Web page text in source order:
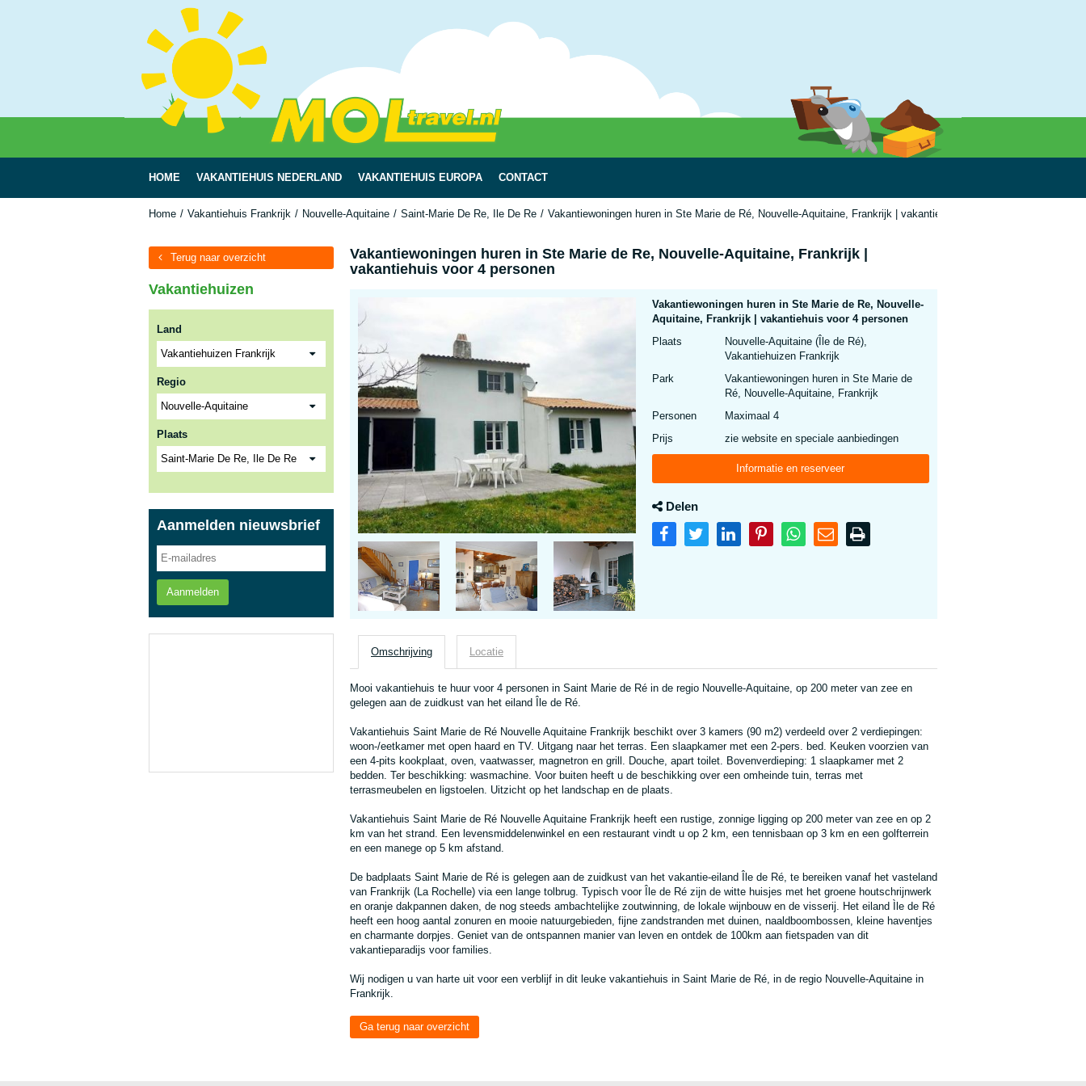
HOME VAKANTIEHUIS NEDERLAND VAKANTIEHUIS EUROPA CONTACT
Home Vakantiehuis Frankrijk Nouvelle-Aquitaine Saint-Marie De Re, Ile De Re Vakantiewoningen huren in Ste Marie de Ré, Nouvelle-Aquitaine, Frankrijk | vakantiehuis voor 4 personen
Vakantiewoningen huren in Ste Marie de Re, Nouvelle-Aquitaine, Frankrijk |
vakantiehuis voor 4 personen
Vakantiewoningen huren in Ste Marie de Re, Nouvelle-
Aquitaine, Frankrijk | vakantiehuis voor 4 personen
Plaats
Nouvelle-Aquitaine (Île de Ré),
Vakantiehuizen Frankrijk
Park
Vakantiewoningen huren in Ste Marie de
Ré, Nouvelle-Aquitaine, Frankrijk
Personen
Maximaal 4
Prijs
zie website en speciale aanbiedingen
Informatie en reserveer
Delen
Omschrijving Locatie
Mooi vakantiehuis te huur voor 4 personen in Saint Marie de Ré in de regio Nouvelle-Aquitaine, op 200 meter van zee en
gelegen aan de zuidkust van het eiland Île de Ré.
Vakantiehuis Saint Marie de Ré Nouvelle Aquitaine Frankrijk beschikt over 3 kamers (90 m2) verdeeld over 2 verdiepingen:
woon-/eetkamer met open haard en TV. Uitgang naar het terras. Een slaapkamer met een 2-pers. bed. Keuken voorzien van
een 4-pits kookplaat, oven, vaatwasser, magnetron en grill. Douche, apart toilet. Bovenverdieping: 1 slaapkamer met 2
bedden. Ter beschikking: wasmachine. Voor buiten heeft u de beschikking over een omheinde tuin, terras met
terrasmeubelen en ligstoelen. Uitzicht op het landschap en de plaats.
Vakantiehuis Saint Marie de Ré Nouvelle Aquitaine Frankrijk heeft een rustige, zonnige ligging op 200 meter van zee en op 2
km van het strand. Een levensmiddelenwinkel en een restaurant vindt u op 2 km, een tennisbaan op 3 km en een golfterrein
en een manege op 5 km afstand.
De badplaats Saint Marie de Ré is gelegen aan de zuidkust van het vakantie-eiland Île de Ré, te bereiken vanaf het vasteland
van Frankrijk (La Rochelle) via een lange tolbrug. Typisch voor Île de Ré zijn de witte huisjes met het groene houtschrijnwerk
en oranje dakpannen daken, de nog steeds ambachtelijke zoutwinning, de lokale wijnbouw en de visserij. Het eiland Ìle de Ré
heeft een hoog aantal zonuren en mooie natuurgebieden, fijne zandstranden met duinen, naaldboombossen, kleine haventjes
en charmante dorpjes. Geniet van de ontspannen manier van leven en ontdek de 100km aan fietspaden van dit
vakantieparadijs voor families.
Wij nodigen u van harte uit voor een verblijf in dit leuke vakantiehuis in Saint Marie de Ré, in de regio Nouvelle-Aquitaine in
Frankrijk.
Ga terug naar overzicht
Terug naar overzicht
Vakantiehuizen
Land
Regio
Plaats
Aanmelden nieuwsbrief
Aanmelden